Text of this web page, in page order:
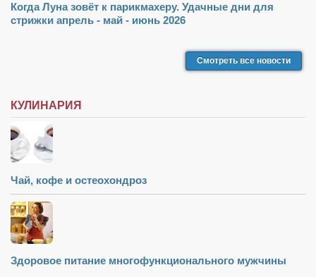
Когда Луна зовёт к парикмахеру. Удачные дни для
стрижки апрель - май - июнь 2026
Смотреть все новости
КУЛИНАРИЯ
Чай, кофе и остеохондроз
Здоровое питание многофункционального мужчины